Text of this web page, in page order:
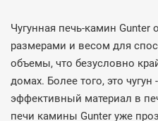
Чугунная печь-камин Gunter
размерами и весом для
объемы, что безусловно
домах. Более того, это
эффективный материал в
печи камины Gunter уже